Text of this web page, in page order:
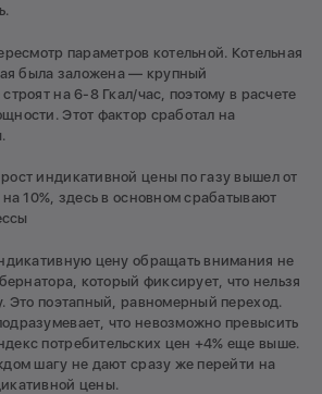
параметров котельной. Котельная
была заложена — крупный
на 6-8 Гкал/час, поэтому в расчете
Этот фактор сработал на
индикативной цены по газу вышел от
10%, здесь в основном срабатывают
цену обращать внимания не
который фиксирует, что нельзя
Это поэтапный, равномерный переход.
что невозможно превысить
потребительских цен +4% еще выше.
шагу не дают сразу же перейти на
цены.